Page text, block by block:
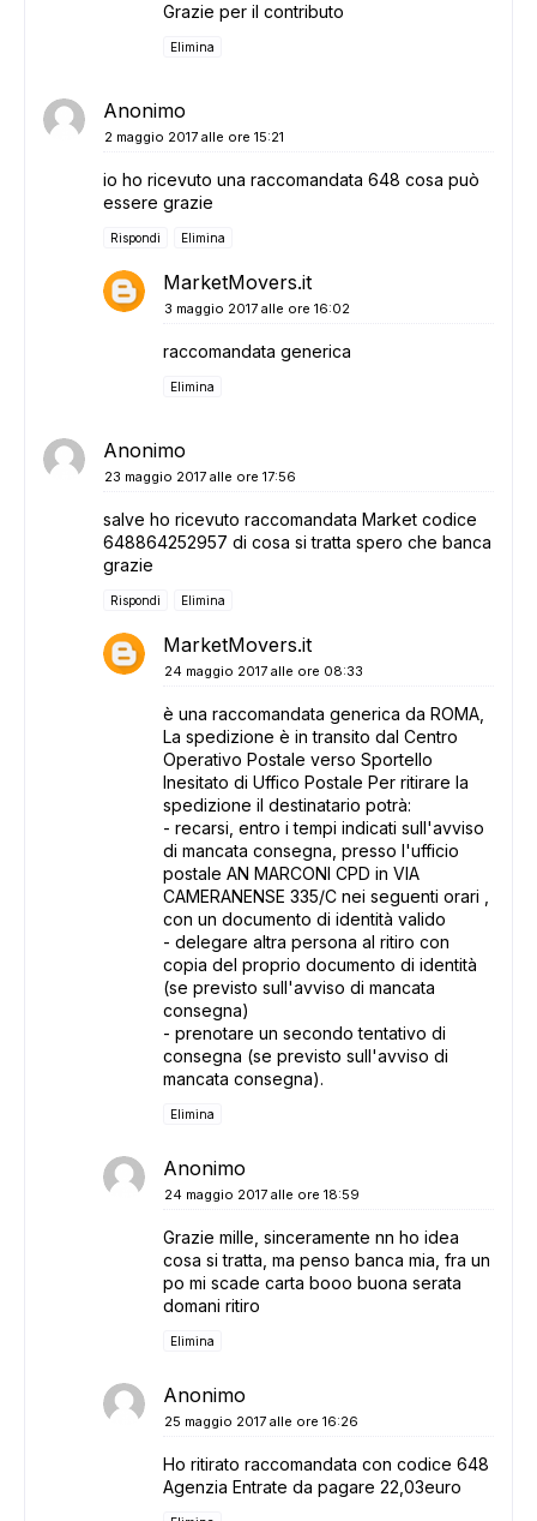
Grazie per il contributo
Elimina
Anonimo
2 maggio 2017 alle ore 15:21
io ho ricevuto una raccomandata 648 cosa può
essere grazie
Rispondi Elimina
MarketMovers.it
3 maggio 2017 alle ore 16:02
raccomandata generica
Elimina
Anonimo
23 maggio 2017 alle ore 17:56
salve ho ricevuto raccomandata Market codice
648864252957 di cosa si tratta spero che banca
grazie
Rispondi Elimina
MarketMovers.it
24 maggio 2017 alle ore 08:33
è una raccomandata generica da ROMA,
La spedizione è in transito dal Centro
Operativo Postale verso Sportello
Inesitato di Uffico Postale Per ritirare la
spedizione il destinatario potrà:
- recarsi, entro i tempi indicati sull'avviso
di mancata consegna, presso l'ufficio
postale AN MARCONI CPD in VIA
CAMERANENSE 335/C nei seguenti orari ,
con un documento di identità valido
- delegare altra persona al ritiro con
copia del proprio documento di identità
(se previsto sull'avviso di mancata
consegna)
- prenotare un secondo tentativo di
consegna (se previsto sull'avviso di
mancata consegna).
Elimina
Anonimo
24 maggio 2017 alle ore 18:59
Grazie mille, sinceramente nn ho idea
cosa si tratta, ma penso banca mia, fra un
po mi scade carta booo buona serata
domani ritiro
Elimina
Anonimo
25 maggio 2017 alle ore 16:26
Ho ritirato raccomandata con codice 648
Agenzia Entrate da pagare 22,03euro